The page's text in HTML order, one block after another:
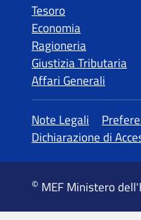
Tesoro
Economia
Ragioneria
Giustizia Tributaria
Affari Generali
Altre
Note Legali
Dichiarazione di
© MEF Ministero